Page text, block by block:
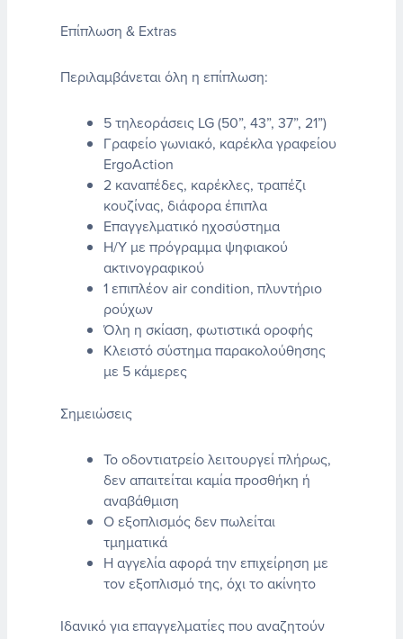
Επίπλωση & Extras
Περιλαμβάνεται όλη η επίπλωση:
5 τηλεοράσεις LG (50”, 43”, 37”, 21”)
Γραφείο γωνιακό, καρέκλα γραφείου
ErgoAction
2 καναπέδες, καρέκλες, τραπέζι
κουζίνας, διάφορα έπιπλα
Επαγγελματικό ηχοσύστημα
Η/Υ με πρόγραμμα ψηφιακού
ακτινογραφικού
1 επιπλέον air condition, πλυντήριο
ρούχων
Όλη η σκίαση, φωτιστικά οροφής
Κλειστό σύστημα παρακολούθησης
με 5 κάμερες
Σημειώσεις
Το οδοντιατρείο λειτουργεί πλήρως,
δεν απαιτείται καμία προσθήκη ή
αναβάθμιση
Ο εξοπλισμός δεν πωλείται
τμηματικά
Η αγγελία αφορά την επιχείρηση με
τον εξοπλισμό της, όχι το ακίνητο
Ιδανικό για επαγγελματίες που αναζητούν